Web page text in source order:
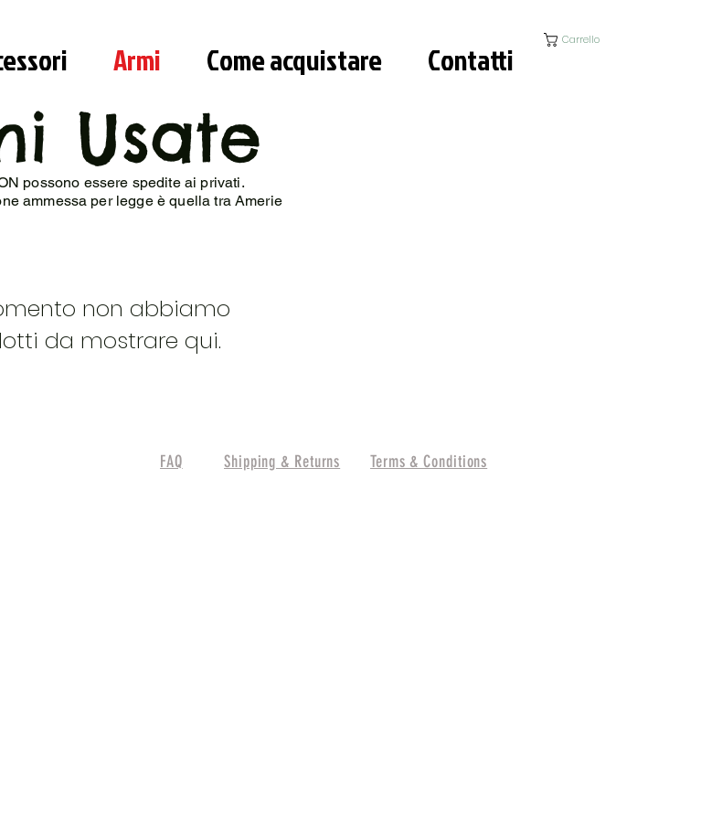
Armi Come acquistare Contatti
Carrello
Usate
possono essere spedite ai privati.
ammessa per legge è quella tra Amerie
non abbiamo
da mostrare qui.
FAQ Shipping & Returns Terms & Conditions